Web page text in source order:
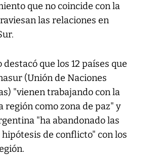
que no coincide con la
las relaciones en
que los 12 países que
(Unión de Naciones
"vienen trabajando con la
región como zona de paz" y
"ha abandonado las
de conflicto" con los